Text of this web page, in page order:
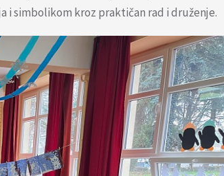
i simbolikom kroz praktičan rad i druženje.